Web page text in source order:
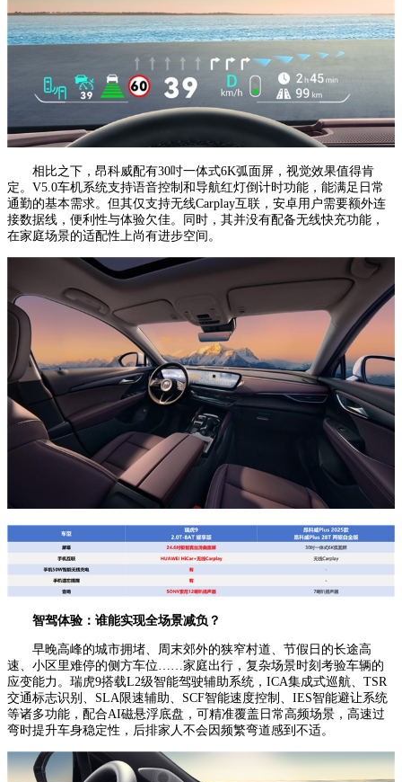
相比之下，昂科威配有30吋一体式6K弧面屏，视觉效果值得肯
定。V5.0车机系统支持语音控制和导航红灯倒计时功能，能满足日常
通勤的基本需求。但其仅支持无线Carplay互联，安卓用户需要额外连
接数据线，便利性与体验欠佳。同时，其并没有配备无线快充功能，
在家庭场景的适配性上尚有进步空间。
智驾体验 ： 谁能实现全场景减负 ？
早晚高峰的城市拥堵、周末郊外的狭窄村道、节假日的长途高
速、小区里难停的侧方车位……家庭出行，复杂场景时刻考验车辆的
应变能力。瑞虎9搭载L2级智能驾驶辅助系统，ICA集成式巡航、TSR
交通标志识别、SLA限速辅助、SCF智能速度控制、IES智能避让系统
等诸多功能，配合AI磁悬浮底盘，可精准覆盖日常高频场景，高速过
弯时提升车身稳定性，后排家人不会因频繁弯道感到不适。